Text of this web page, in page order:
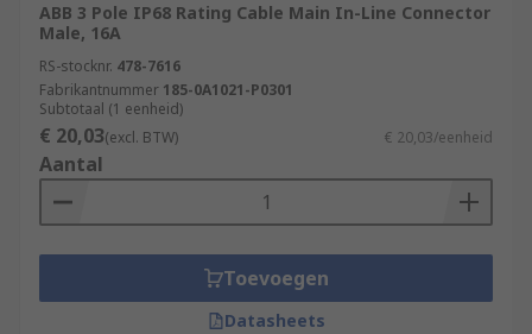
ABB 3 Pole IP68 Rating Cable Main In-Line Connector
Male, 16A
RS-stocknr. 478-7616
Fabrikantnummer 185-0A1021-P0301
Subtotaal (1 eenheid)
€ 20,03(excl. BTW) € 20,03/eenheid
Aantal
Toevoegen
Datasheets